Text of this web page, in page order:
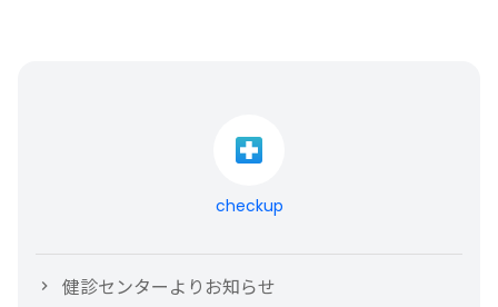
checkup
健診センターよりお知らせ